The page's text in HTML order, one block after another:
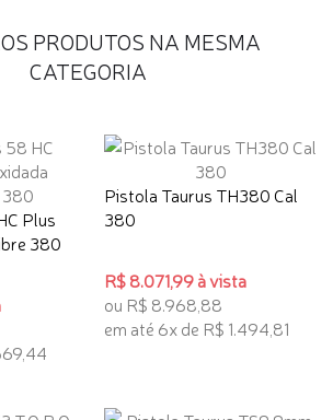
PRODUTOS NA MESMA
CATEGORIA
Plus
380
Pistola Taurus TH380 Cal
380
R$ 8.071,99 à vista
ou R$ 8.968,88
em até 6x de R$ 1.494,81